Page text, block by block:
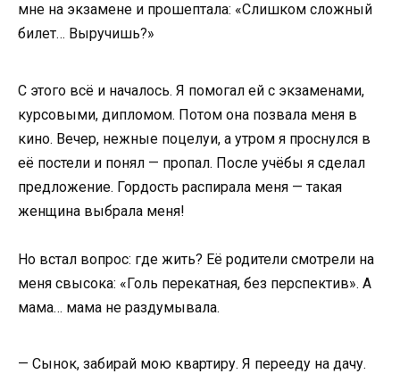
мне на экзамене и прошептала: «Слишком сложный
билет… Выручишь?»
С этого всё и началось. Я помогал ей с экзаменами,
курсовыми, дипломом. Потом она позвала меня в
кино. Вечер, нежные поцелуи, а утром я проснулся в
её постели и понял — пропал. После учёбы я сделал
предложение. Гордость распирала меня — такая
женщина выбрала меня!
Но встал вопрос: где жить? Её родители смотрели на
меня свысока: «Голь перекатная, без перспектив». А
мама… мама не раздумывала.
— Сынок, забирай мою квартиру. Я перееду на дачу.